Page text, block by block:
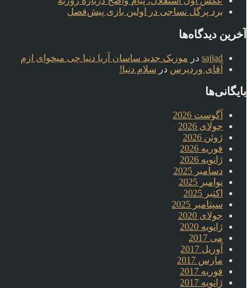
برد پرگل نساجی در اولین بازی پیش‌فصل
آخرین دیدگاه‌ها
sajjad در موزیک جدید ساسان آریا دنیا چی میخوای ازم
آقای وردپرس در سلام دنیا!
بایگانی‌ها
آگوست 2026
جولای 2026
ژوئن 2026
فوریه 2026
ژانویه 2026
دسامبر 2025
نوامبر 2025
اکتبر 2025
سپتامبر 2025
جولای 2020
ژانویه 2020
می 2017
آوریل 2017
مارس 2017
فوریه 2017
ژانویه 2017